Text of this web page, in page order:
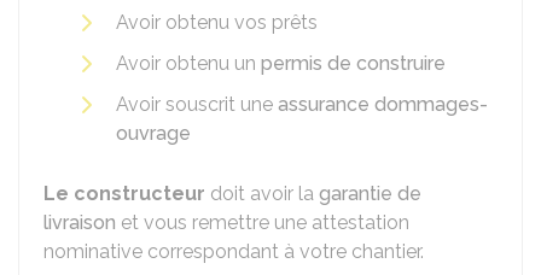
Avoir obtenu vos prêts
Avoir obtenu un permis de construire
Avoir souscrit une assurance dommages-
ouvrage
Le constructeur doit avoir la garantie de
livraison et vous remettre une attestation
nominative correspondant à votre chantier.